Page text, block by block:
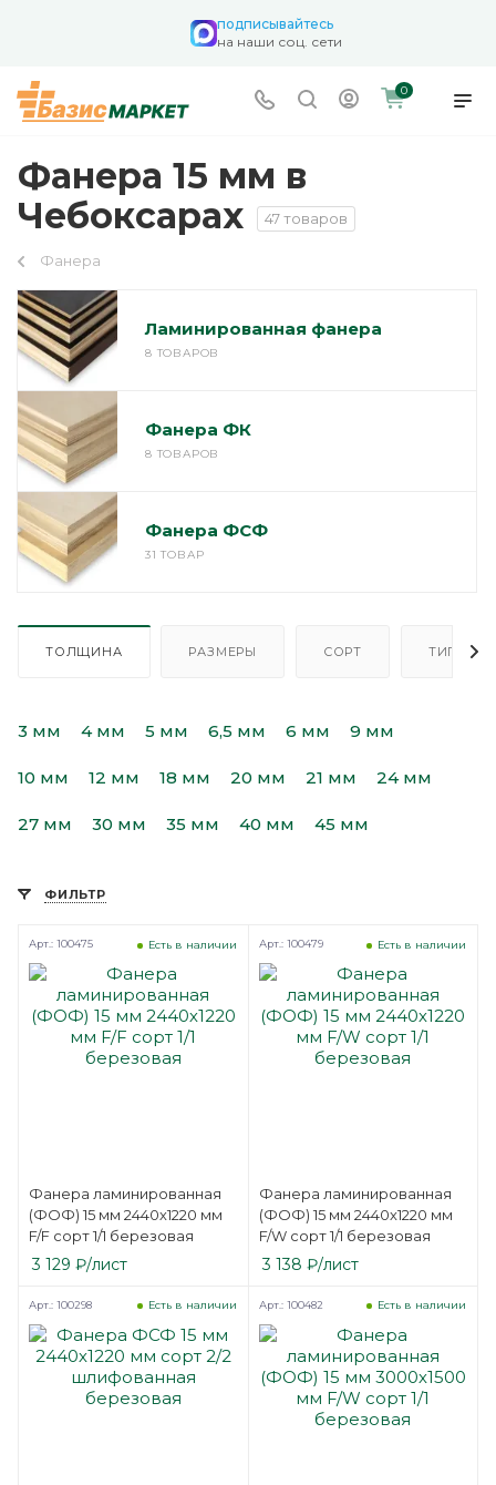
подписывайтесь
на наши соц. сети
0
Фанера 15 мм в
Чебоксарах
47 товаров
Фанера
Ламинированная фанера
8 ТОВАРОВ
Фанера ФК
8 ТОВАРОВ
Фанера ФСФ
31 ТОВАР
ТОЛЩИНА РАЗМЕРЫ СОРТ ТИП
3 мм 4 мм 5 мм 6,5 мм 6 мм 9 мм
10 мм 12 мм 18 мм 20 мм 21 мм 24 мм
27 мм 30 мм 35 мм 40 мм 45 мм
ФИЛЬТР
Фанера ламинированная
(ФОФ) 15 мм 2440х1220 мм
F/F сорт 1/1 березовая
Есть в наличии
Арт.: 100475
3 129 ₽/лист
Фанера ламинированная
(ФОФ) 15 мм 2440х1220 мм
F/W сорт 1/1 березовая
Есть в наличии
Арт.: 100479
3 138 ₽/лист
Есть в наличии
Арт.: 100298 Есть в наличии
Арт.: 100482